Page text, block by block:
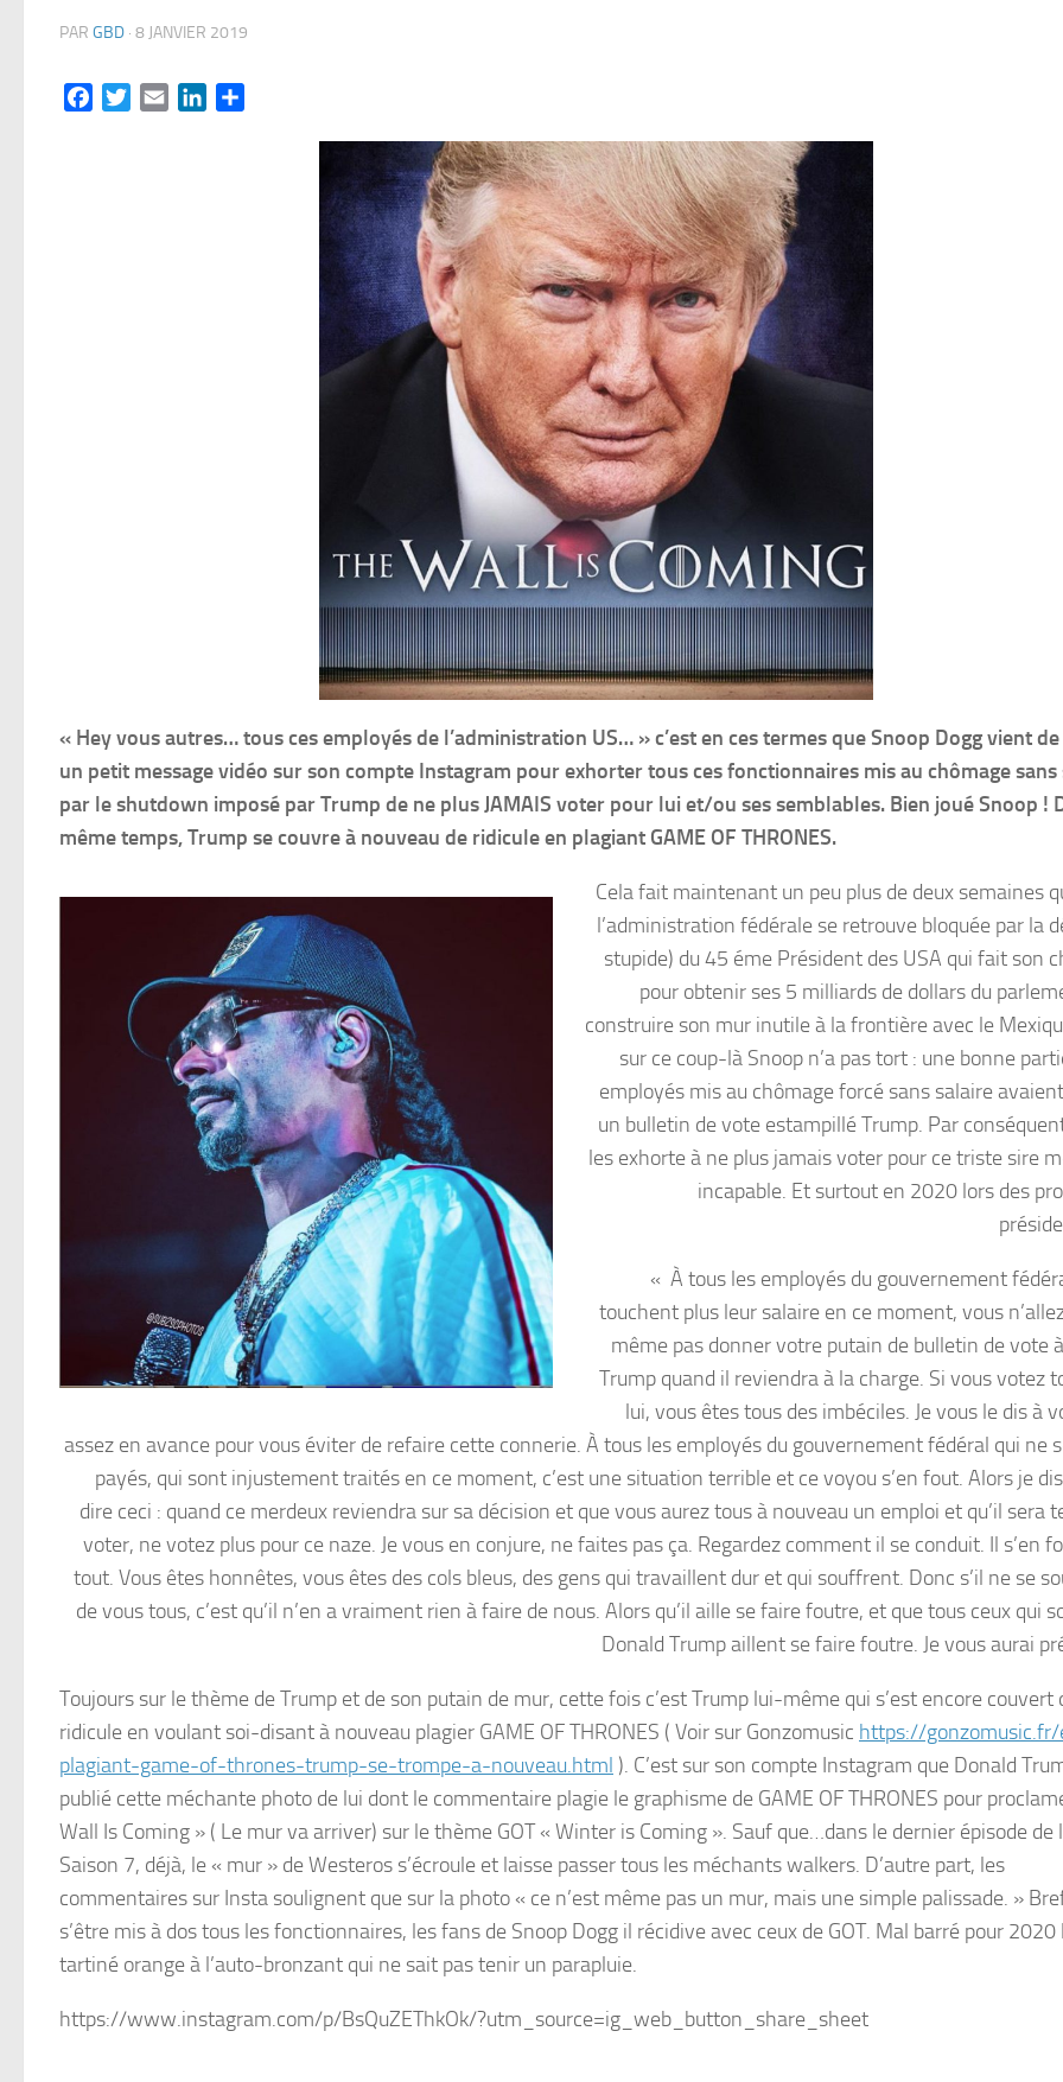
PAR GBD · 8 JANVIER 2019
FacebookTwitterEmail LinkedIn
« Hey vous autres… tous ces employés de l’administration US… » c’est en ces termes que Snoop Dogg vient
un petit message vidéo sur son compte Instagram pour exhorter tous ces fonctionnaires mis au chômage sans
par le shutdown imposé par Trump de ne plus JAMAIS voter pour lui et/ou ses semblables. Bien joué Snoop !
même temps, Trump se couvre à nouveau de ridicule en plagiant GAME OF THRONES.
Cela fait maintenant un peu plus de deux semaines
l’administration fédérale se retrouve bloquée par la
stupide) du 45 éme Président des USA qui fait son
pour obtenir ses 5 milliards de dollars du
construire son mur inutile à la frontière avec le
sur ce coup-là Snoop n’a pas tort : une bonne
employés mis au chômage forcé sans salaire
un bulletin de vote estampillé Trump. Par
les exhorte à ne plus jamais voter pour ce triste sire
incapable. Et surtout en 2020 lors des
« À tous les employés du gouvernement
touchent plus leur salaire en ce moment, vous
même pas donner votre putain de bulletin de vote
Trump quand il reviendra à la charge. Si vous votez
lui, vous êtes tous des imbéciles. Je vous le dis à
assez en avance pour vous éviter de refaire cette connerie. À tous les employés du gouvernement fédéral qui ne
payés, qui sont injustement traités en ce moment, c’est une situation terrible et ce voyou s’en fout. Alors je
dire ceci : quand ce merdeux reviendra sur sa décision et que vous aurez tous à nouveau un emploi et qu’il sera
voter, ne votez plus pour ce naze. Je vous en conjure, ne faites pas ça. Regardez comment il se conduit. Il s’en
tout. Vous êtes honnêtes, vous êtes des cols bleus, des gens qui travaillent dur et qui souffrent. Donc s’il ne se
de vous tous, c’est qu’il n’en a vraiment rien à faire de nous. Alors qu’il aille se faire foutre, et que tous ceux qui
Donald Trump aillent se faire foutre. Je vous aurai
Toujours sur le thème de Trump et de son putain de mur, cette fois c’est Trump lui-même qui s’est encore couvert
ridicule en voulant soi-disant à nouveau plagier GAME OF THRONES ( Voir sur Gonzomusic https://
plagiant-game-of-thrones-trump-se-trompe-a-nouveau.html ). C’est sur son compte Instagram que Donald
publié cette méchante photo de lui dont le commentaire plagie le graphisme de GAME OF THRONES pour
Wall Is Coming » ( Le mur va arriver) sur le thème GOT « Winter is Coming ». Sauf que…dans le dernier épisode de
Saison 7, déjà, le « mur » de Westeros s’écroule et laisse passer tous les méchants walkers. D’autre part, les
commentaires sur Insta soulignent que sur la photo « ce n’est même pas un mur, mais une simple palissade. »
s’être mis à dos tous les fonctionnaires, les fans de Snoop Dogg il récidive avec ceux de GOT. Mal barré pour 2020
tartiné orange à l’auto-bronzant qui ne sait pas tenir un parapluie.
https://www.instagram.com/p/BsQuZEThkOk/?utm_source=ig_web_button_share_sheet